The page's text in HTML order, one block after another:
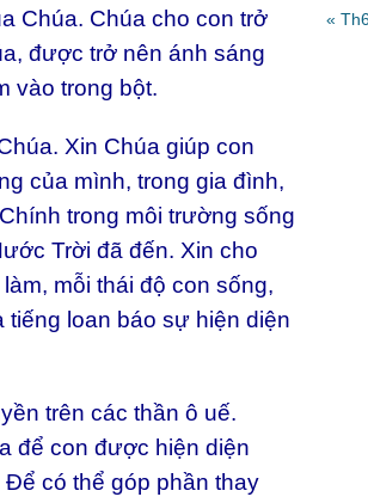
Chúa. Chúa cho con trở
được trở nên ánh sáng
vào trong bột.
Xin Chúa giúp con
của mình, trong gia đình,
trong môi trường sống
Trời đã đến. Xin cho
mỗi thái độ con sống,
tiếng loan báo sự hiện diện
trên các thần ô uế.
để con được hiện diện
có thể góp phần thay
«